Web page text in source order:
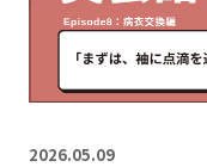
2026.05.09